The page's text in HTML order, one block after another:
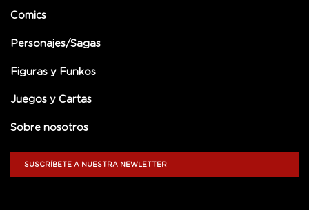
Comics
Personajes/Sagas
Figuras y Funkos
Juegos y Cartas
Sobre nosotros
SUSCRÍBETE A NUESTRA NEWLETTER